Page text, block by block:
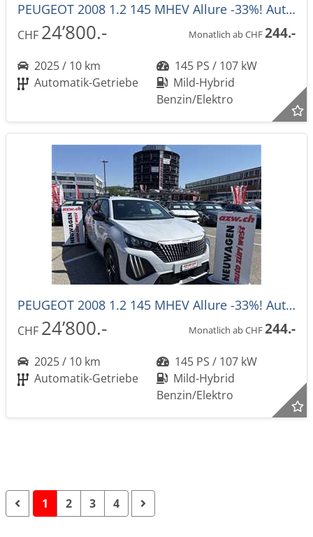
PEUGEOT 2008 1.2 145 MHEV Allure -33%! Automat
CHF 24’800.- Monatlich ab CHF244.-
2025 / 10 km
145 PS / 107 kW
Automatik-Getriebe
Mild-Hybrid
Benzin/Elektro
PEUGEOT 2008 1.2 145 MHEV Allure -33%! Automat
CHF 24’800.- Monatlich ab CHF244.-
2025 / 10 km
145 PS / 107 kW
Automatik-Getriebe
Mild-Hybrid
Benzin/Elektro
1 2 3 4